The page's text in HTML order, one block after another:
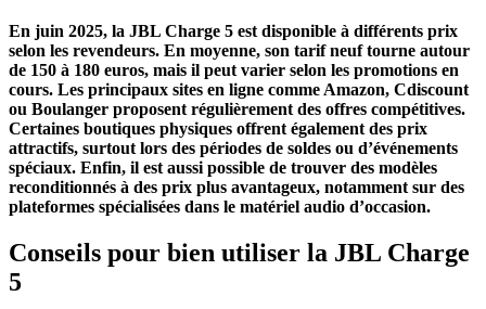
En juin 2025, la JBL Charge 5 est disponible à différents prix
selon les revendeurs. En moyenne, son tarif neuf tourne autour
de 150 à 180 euros, mais il peut varier selon les promotions en
cours. Les principaux sites en ligne comme Amazon, Cdiscount
ou Boulanger proposent régulièrement des offres compétitives.
Certaines boutiques physiques offrent également des prix
attractifs, surtout lors des périodes de soldes ou d’événements
spéciaux. Enfin, il est aussi possible de trouver des modèles
reconditionnés à des prix plus avantageux, notamment sur des
plateformes spécialisées dans le matériel audio d’occasion.
Conseils pour bien utiliser la JBL Charge
5